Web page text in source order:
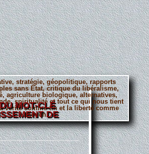
stratégie, géopolitique, rapports
sans État, critique du libéralisme,
agriculture biologique, alternatives,
spiritualité et tout ce qui nous tient
vérité comme fin et la liberté comme
moyen.
MOT-CLÉ
DE